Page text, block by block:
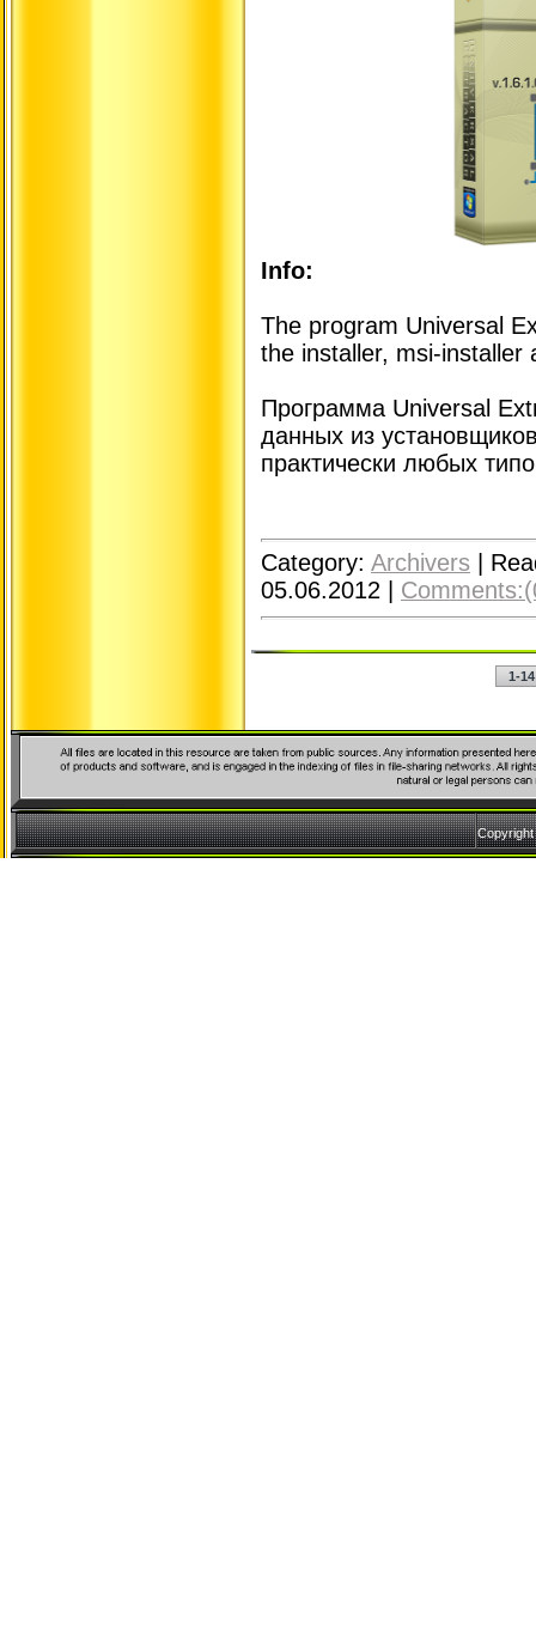
Info:
The program Universal
the installer, msi-installer
Программа Universal
данных из
практически любых
Category: Archivers |
05.06.2012 |
1-14